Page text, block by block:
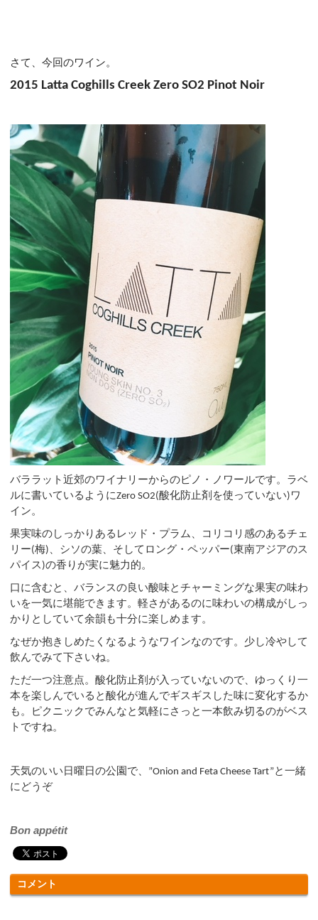
さて、今回のワイン。
2015 Latta Coghills Creek Zero SO2 Pinot Noir
バララット近郊のワイナリーからのピノ・ノワールです。ラベ
ルに書いているようにZero SO2(酸化防止剤を使っていない) ワ
イン。
果実味のしっかりあるレッド・プラム、コリコリ感のあるチェ
リー(梅) 、シソの葉、そしてロング・ペッパー(東南アジアのス
パイス )の香りが実に魅力的。
口に含むと、バランスの良い酸味とチャーミングな果実の味わ
いを一気に堪能できます。軽さがあるのに味わいの構成がしっ
かりとしていて余韻も十分に楽しめます。
なぜか抱きしめたくなるようなワインなのです。少し冷やして
飲んでみて下さいね。
ただ一つ注意点。酸化防止剤が入っていないので、ゆっくり一
本を楽しんでいると酸化が進んでギスギスした味に変化するか
も。ピクニックでみんなと気軽にさっと一本飲み切るのがベス
トですね。
天気のいい日曜日の公園で、 ”Onion and Feta Cheese Tart”と一緒
にどうぞ
Bon appétit
コメント